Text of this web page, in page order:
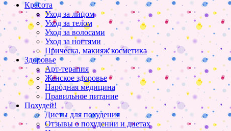
Красота
Уход за лицом
Уход за телом
Уход за волосами
Уход за ногтями
Прическа, макияж косметика
Здоровье
Арт-терапия
Женское здоровье
Народная медицина
Правильное питание
Похудей!
Диеты для похудения
Отзывы о похудении и диетах